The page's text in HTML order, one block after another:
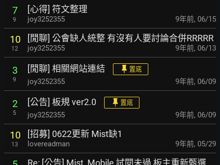
7
9
[心得] 符文整理
joy3252355 9年前, 06/15
10
12
[閒聊] 公會缺人統整 有沒有人要討論合併RRRRR
joy3252355 9年前, 06/13
3
9
[閒聊] 相關網站連結 置底
joy3252355 9年前, 06/09
2
5
[公告] 板規 ver2.0 置底
joy3252355 9年前, 06/09
10
13
[招募] 0622更新 Mist缺1
lovereadman 9年前, 05/29